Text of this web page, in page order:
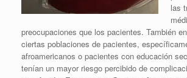
las
preocupaciones que los pacientes. También
ciertas poblaciones de pacientes,
afroamericanos o pacientes con educación
tenían un mayor riesgo percibido de